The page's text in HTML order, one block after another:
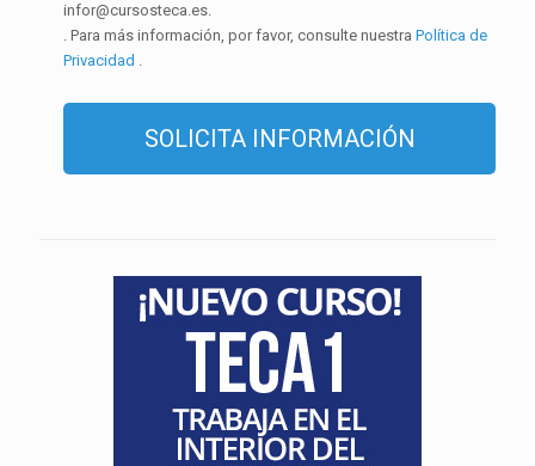
infor@cursosteca.es.
. Para más información, por favor, consulte nuestra Política de
Privacidad .